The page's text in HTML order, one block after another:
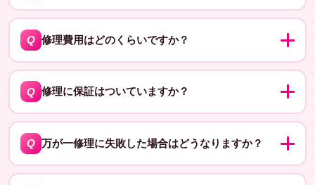
A 修理内容や混雑状況によって異なりますが、一般的には
おおよそ1時間から数時間程度です。修理のお時間につい
Q 修理費用はどのくらいですか？
A 修理内容や機種によって異なりますので、修理前にお見
積もりを出します。修理費用に関するご質問は、お気軽
Q 修理に保証はついていますか？
A 修理についての保証については、修理内容によって異な
ります。修理内容によっては、修理後も不具合が発生す
無償で再修理を行います。修理についての保証期間につ
Q 万が一修理に失敗した場合はどうなりますか？
A 万が一修理に失敗した場合は、再度修理を行うか、修理